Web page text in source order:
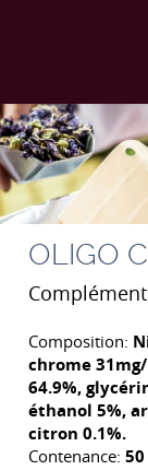
OLIGO
Composition:
chrome
64.9%,
éthanol 5%,
citron 0.1%.
Contenance: